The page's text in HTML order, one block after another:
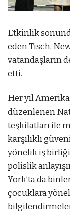
Etkinlik
eden Tisch,
vatandaşların
etti.
Her yıl
düzenlenen
teşkilatları ile
karşılıklı
yönelik iş
polislik
York’ta da
çocuklara